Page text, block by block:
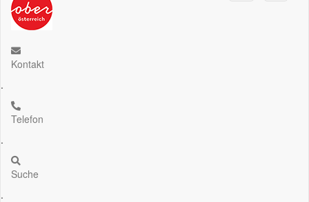
Kontakt
.
Telefon
.
Suche
.